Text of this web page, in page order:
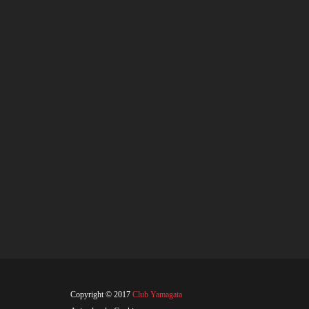
Copyright © 2017 Club Yamagata